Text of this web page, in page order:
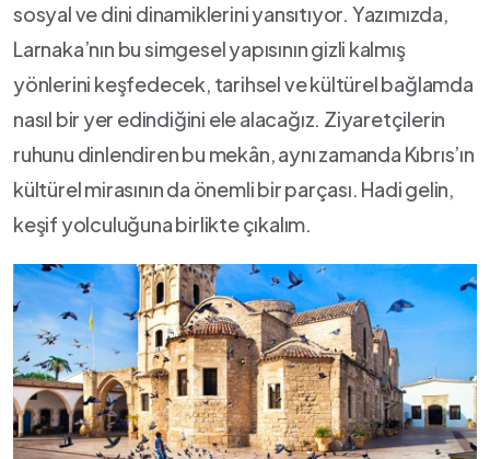
sosyal ve dini dinamiklerini yansıtıyor. Yazımızda,
Larnaka’nın bu simgesel yapısının gizli⁤ kalmış
yönlerini keşfedecek, ‌tarihsel ‍ve kültürel bağlamda⁢
nasıl bir⁣ yer edindiğini ele alacağız. Ziyaretçilerin
ruhunu ​dinlendiren​ bu mekân, aynı zamanda Kıbrıs’ın
kültürel mirasının da önemli bir⁤ parçası.⁢ Hadi gelin,
keşif yolculuğuna birlikte çıkalım.